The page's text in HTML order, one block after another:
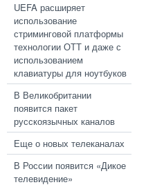
UEFA расширяет
использование
стриминговой платформы
технологии ОТТ и даже с
использованием
клавиатуры для ноутбуков
В Великобритании
появится пакет
русскоязычных каналов
Еще о новых телеканалах
В России появится «Дикое
телевидение»